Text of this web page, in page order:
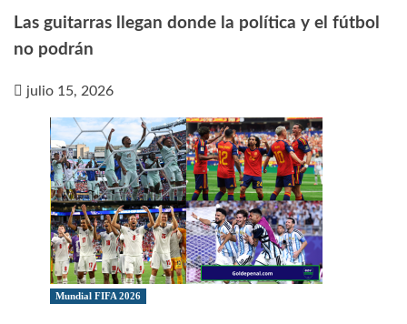
Las guitarras llegan donde la política y el fútbol
no podrán
julio 15, 2026
Mundial FIFA 2026